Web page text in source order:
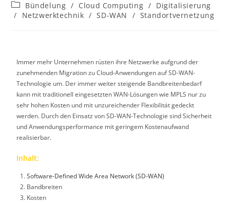
Bündelung / Cloud Computing / Digitalisierung
/
Netzwerktechnik / SD-WAN / Standortvernetzung
Immer mehr Unternehmen rüsten ihre Netzwerke aufgrund der
zunehmenden Migration zu Cloud-Anwendungen auf SD-WAN-
Technologie um. Der immer weiter steigende Bandbreitenbedarf
kann mit traditionell eingesetzten WAN-Lösungen wie MPLS nur zu
sehr hohen Kosten und mit unzureichender Flexibilität gedeckt
werden. Durch den Einsatz von SD-WAN-Technologie sind Sicherheit
und Anwendungsperformance mit geringem Kostenaufwand
realisierbar.
Inhalt:
Software-Defined Wide Area Network (SD-WAN)
Bandbreiten
Kosten